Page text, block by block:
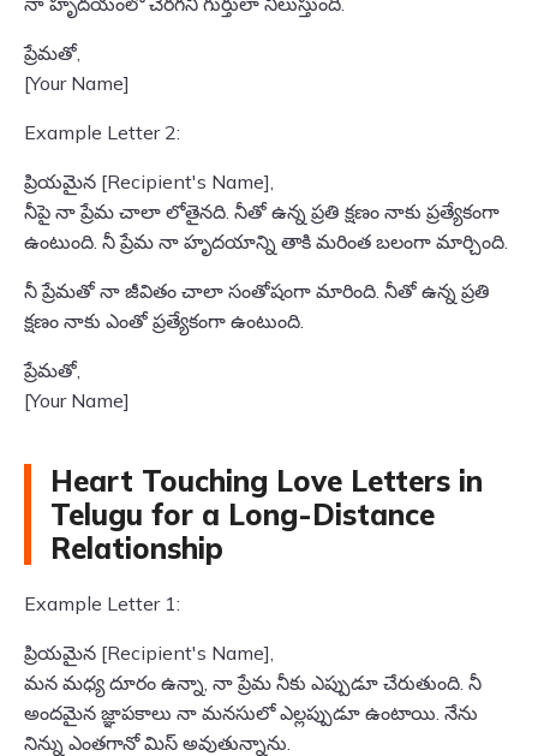
ప్రేమతో,
[Your Name]
Example Letter 2:
ప్రియమైన [Recipient's Name],
నీపై నా ప్రేమ చాలా లోతైనది. నీతో ఉన్న ప్రతి క్షణం నాకు ప్రత్యేకంగా
ఉంటుంది. నీ ప్రేమ నా హృదయాన్ని తాకి మరింత బలంగా మార్చింది.
నీ ప్రేమతో నా జీవితం చాలా సంతోషంగా మారింది. నీతో ఉన్న ప్రతి
క్షణం నాకు ఎంతో ప్రత్యేకంగా ఉంటుంది.
ప్రేమతో,
[Your Name]
Heart Touching Love Letters in
Telugu for a Long-Distance
Relationship
Example Letter 1:
ప్రియమైన [Recipient's Name],
మన మధ్య దూరం ఉన్నా, నా ప్రేమ నీకు ఎప్పుడూ చేరుతుంది. నీ
అందమైన జ్ఞాపకాలు నా మనసులో ఎల్లప్పుడూ ఉంటాయి. నేను
నిన్ను ఎంతగానో మిస్ అవుతున్నాను.